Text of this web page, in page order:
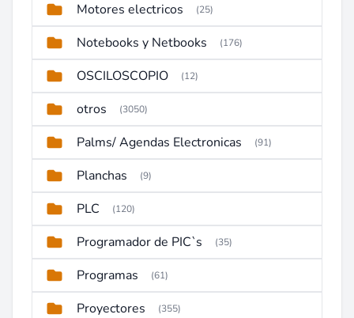
Motores electricos (25)
Notebooks y Netbooks (176)
OSCILOSCOPIO (12)
otros (3050)
Palms/ Agendas Electronicas (91)
Planchas (9)
PLC (120)
Programador de PIC`s (35)
Programas (61)
Proyectores (355)